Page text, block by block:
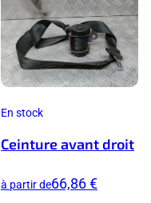
En stock
Ceinture avant droit
à partir de66,86 €